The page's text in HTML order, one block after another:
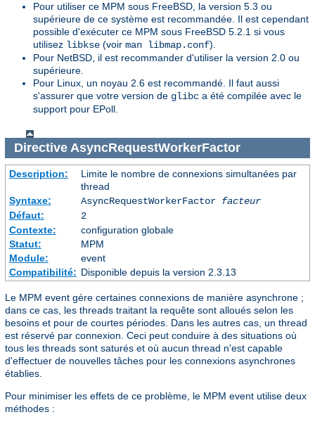
Pour utiliser ce MPM sous FreeBSD, la version 5.3 ou
supérieure de ce système est recommandée. Il est cependant
possible d'exécuter ce MPM sous FreeBSD 5.2.1 si vous
utilisez libkse (voir man libmap.conf).
Pour NetBSD, il est recommander d'utiliser la version 2.0 ou
supérieure.
Pour Linux, un noyau 2.6 est recommandé. Il faut aussi
s'assurer que votre version de glibc a été compilée avec le
support pour EPoll.
Directive AsyncRequestWorkerFactor
Description:
Limite le nombre de connexions simultanées par
thread
Syntaxe:
AsyncRequestWorkerFactor facteur
Défaut:
2
Contexte:
configuration globale
Statut:
MPM
Module:
event
Compatibilité: Disponible depuis la version 2.3.13
Le MPM event gère certaines connexions de manière asynchrone ;
dans ce cas, les threads traitant la requête sont alloués selon les
besoins et pour de courtes périodes. Dans les autres cas, un thread
est réservé par connexion. Ceci peut conduire à des situations où
tous les threads sont saturés et où aucun thread n'est capable
d'effectuer de nouvelles tâches pour les connexions asynchrones
établies.
Pour minimiser les effets de ce problème, le MPM event utilise deux
méthodes :